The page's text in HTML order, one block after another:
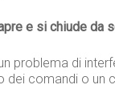
e si chiude da
problema di
dei comandi o un